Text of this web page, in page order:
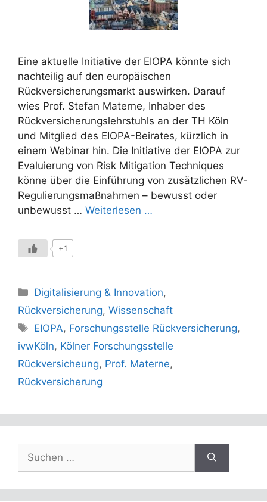
Eine aktuelle Initiative der EIOPA könnte sich
nachteilig auf den europäischen
Rückversicherungsmarkt auswirken. Darauf
wies Prof. Stefan Materne, Inhaber des
Rückversicherungslehrstuhls an der TH Köln
und Mitglied des EIOPA-Beirates, kürzlich in
einem Webinar hin. Die Initiative der EIOPA zur
Evaluierung von Risk Mitigation Techniques
könne über die Einführung von zusätzlichen RV-
Regulierungsmaßnahmen – bewusst oder
unbewusst … Weiterlesen …
+1
Kategorien
Digitalisierung & Innovation,
Rückversicherung, Wissenschaft
Schlagwörter
EIOPA, Forschungsstelle Rückversicherung,
ivwKöln, Kölner Forschungsstelle
Rückversicheung, Prof. Materne,
Rückversicherung
Suchen
nach: